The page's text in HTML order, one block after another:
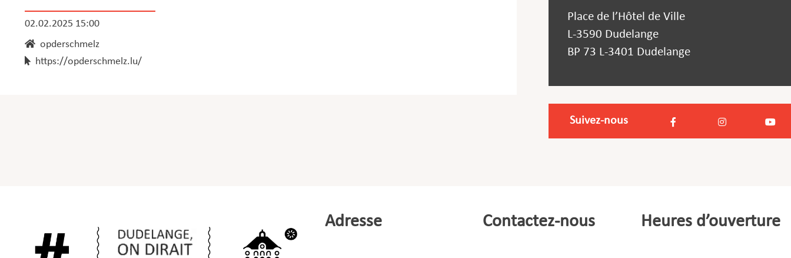
02.02.2025 15:00
opderschmelz
https://opderschmelz.lu/
Place de l’Hôtel de Ville
L-3590 Dudelange
BP 73 L-3401 Dudelange
Suivez-nous
Adresse Contactez-nous Heures d’ouverture